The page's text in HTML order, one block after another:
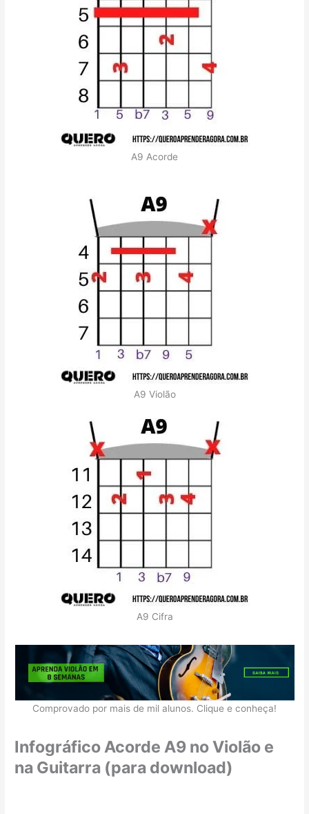
A9 Acorde
A9 Violão
A9 Cifra
Comprovado por mais de mil alunos. Clique e conheça!
Infográfico Acorde A9 no Violão e
na Guitarra (para download)